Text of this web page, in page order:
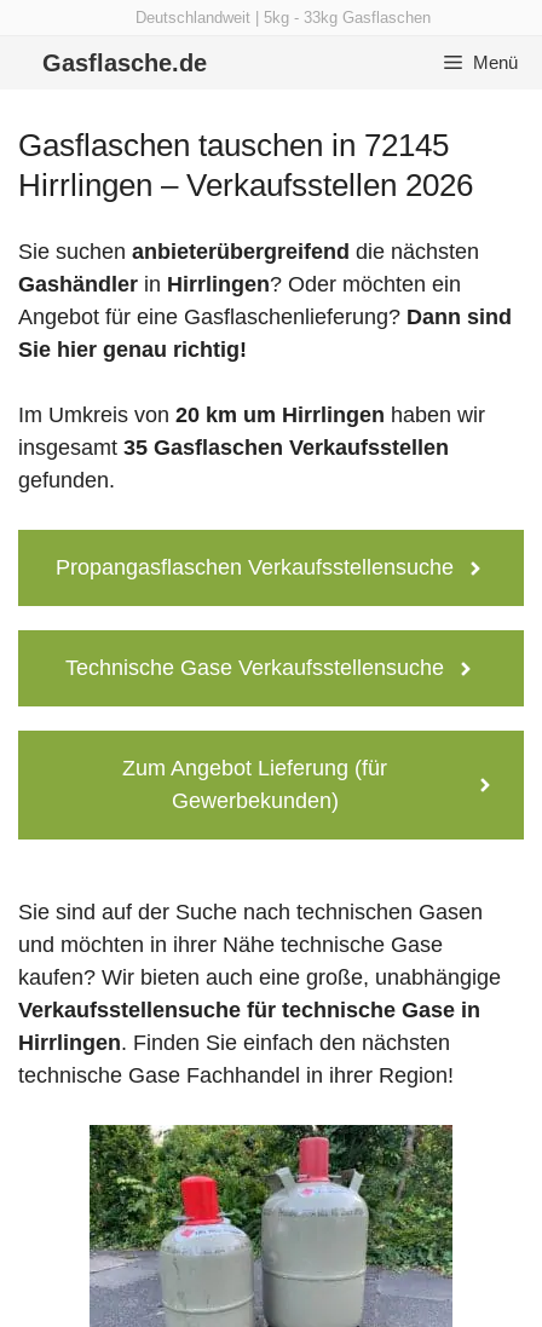
Deutschlandweit | 5kg - 33kg Gasflaschen
Gasflasche.de Menü
Gasflaschen tauschen in 72145
Hirrlingen – Verkaufsstellen 2026
Sie suchen anbieterübergreifend die nächsten
Gashändler in Hirrlingen? Oder möchten ein
Angebot für eine Gasflaschenlieferung? Dann sind
Sie hier genau richtig!
Im Umkreis von 20 km um Hirrlingen haben wir
insgesamt 35 Gasflaschen Verkaufsstellen
gefunden.
Propangasflaschen Verkaufsstellensuche
Technische Gase Verkaufsstellensuche
Zum Angebot Lieferung (für
Gewerbekunden)
Sie sind auf der Suche nach technischen Gasen
und möchten in ihrer Nähe technische Gase
kaufen? Wir bieten auch eine große, unabhängige
Verkaufsstellensuche für technische Gase in
Hirrlingen. Finden Sie einfach den nächsten
technische Gase Fachhandel in ihrer Region!